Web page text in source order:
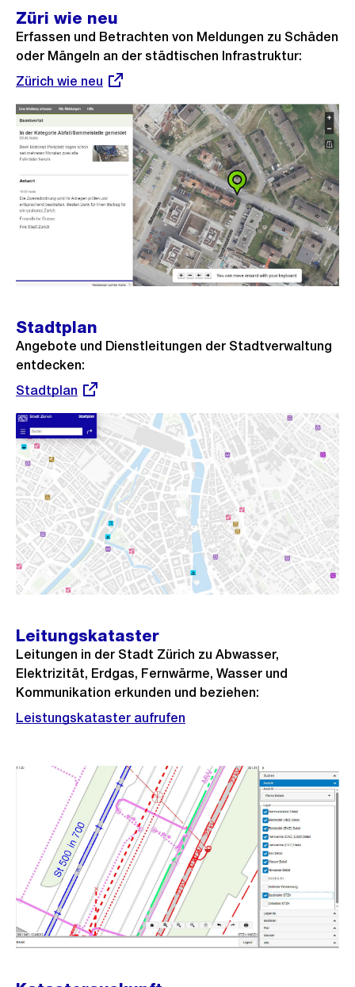
Züri wie neu
Erfassen und Betrachten von Meldungen zu Schäden
oder Mängeln an der städtischen Infrastruktur:
Externer
Link:
Zürich wie neu
Stadtplan
Angebote und Dienstleitungen der Stadtverwaltung
entdecken:
Externer
Link:
Stadtplan
Leitungskataster
Leitungen in der Stadt Zürich zu Abwasser,
Elektrizität, Erdgas, Fernwärme, Wasser und
Kommunikation erkunden und beziehen:
Leistungskataster aufrufen